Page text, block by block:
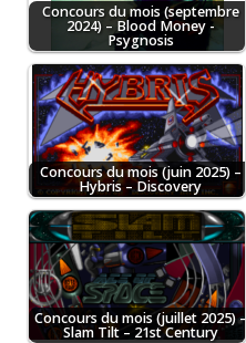
Concours du mois (septembre
2024) – Blood Money -
Psygnosis
Concours du mois (juin 2025) –
Hybris – Discovery
Concours du mois (juillet 2025) –
Slam Tilt – 21st Century